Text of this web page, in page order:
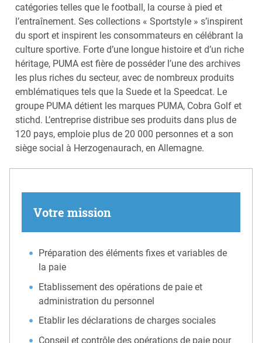
catégories telles que le football, la course à pied et
l’entraînement. Ses collections « Sportstyle » s’inspirent
du sport et inspirent les consommateurs en célébrant la
culture sportive. Forte d’une longue histoire et d’un riche
héritage, PUMA est fière de posséder l’une des archives
les plus riches du secteur, avec de nombreux produits
emblématiques tels que la Suede et la Speedcat. Le
groupe PUMA détient les marques PUMA, Cobra Golf et
stichd. L’entreprise distribue ses produits dans plus de
120 pays, emploie plus de 20 000 personnes et a son
siège social à Herzogenaurach, en Allemagne.
Votre mission
Préparation des éléments fixes et variables de
la paie
Etablissement des opérations de paie et
administration du personnel
Etablir les déclarations de charges sociales
Conseil et contrôle des opérations de paie pour